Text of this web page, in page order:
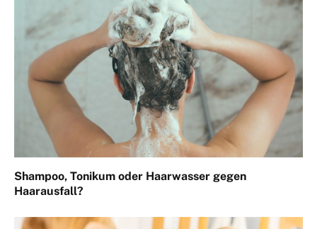
Shampoo, Tonikum oder Haarwasser gegen
Haarausfall?